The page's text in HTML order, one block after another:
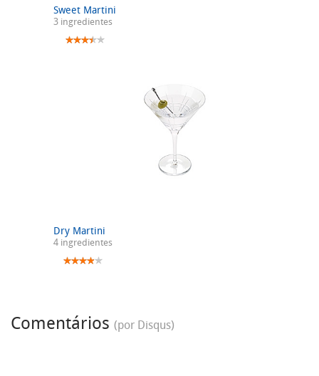
Sweet Martini
3 ingredientes
Dry Martini
4 ingredientes
Comentários (por Disqus)